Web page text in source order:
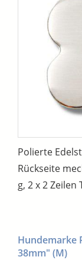
Polierte
Rückseite
g, 2 x 2 Zeilen
Hundemarke
38mm" (M)